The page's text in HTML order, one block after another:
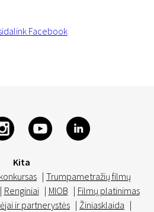
Facebook
Kita
| Trumpametražių filmų
| Renginiai | MIOB | Filmų platinimas
ir partnerystės | Žiniasklaida |